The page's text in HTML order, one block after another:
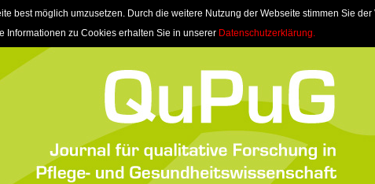
best möglich umzusetzen. Durch die weitere Nutzung der Webseite stimmen Sie
Informationen zu Cookies erhalten Sie in unserer Datenschutzerklärung.